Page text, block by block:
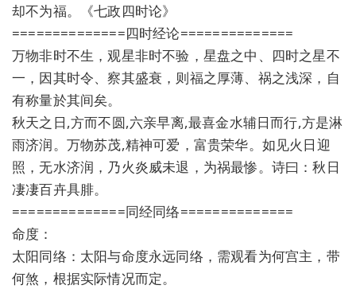
却不为福。《七政四时论》
==============四时经论==============
万物非时不生，观星非时不验，星盘之中、四时之星不
一，因其时令、察其盛衰，则福之厚薄、祸之浅深，自
有称量於其间矣。
秋天之日,方而不圆,六亲早离,最喜金水辅日而行,方是淋
雨济润。万物苏茂,精神可爱，富贵荣华。如见火日迎
照，无水济润，乃火炎威未退，为祸最惨。诗曰：秋日
凄凄百卉具腓。
==============同经同络==============
命度：
太阳同络：太阳与命度永远同络，需观看为何宫主，带
何煞，根据实际情况而定。